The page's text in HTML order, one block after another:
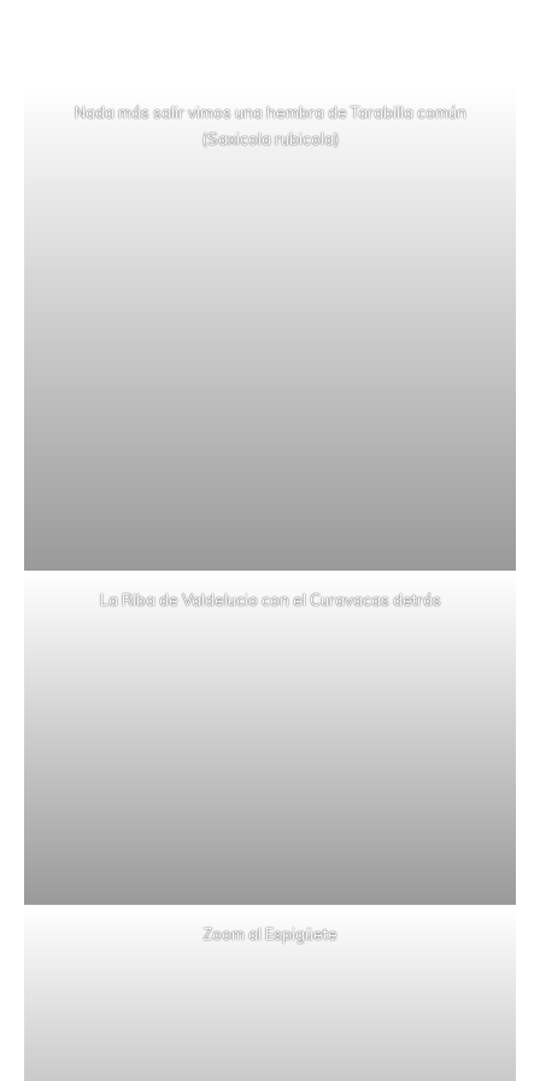
Nada más salir vimos una hembra de Tarabilla común
(Saxicola rubicola)
La Riba de Valdelucio con el Curavacas detrás
Zoom al Espigüete